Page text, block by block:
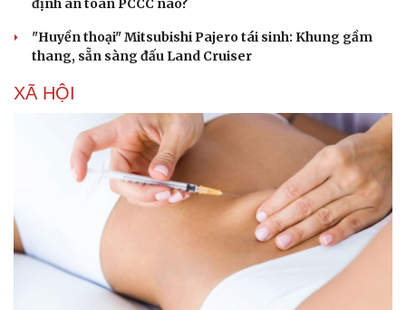
Giải thưởng Car Choice Awards 2026 có thay đổi ở
hạng mục Dấu ấn của năm
Quy định mới về xử phạt không dùng ghế an toàn cho
trẻ em trên ô tô từ 15/8